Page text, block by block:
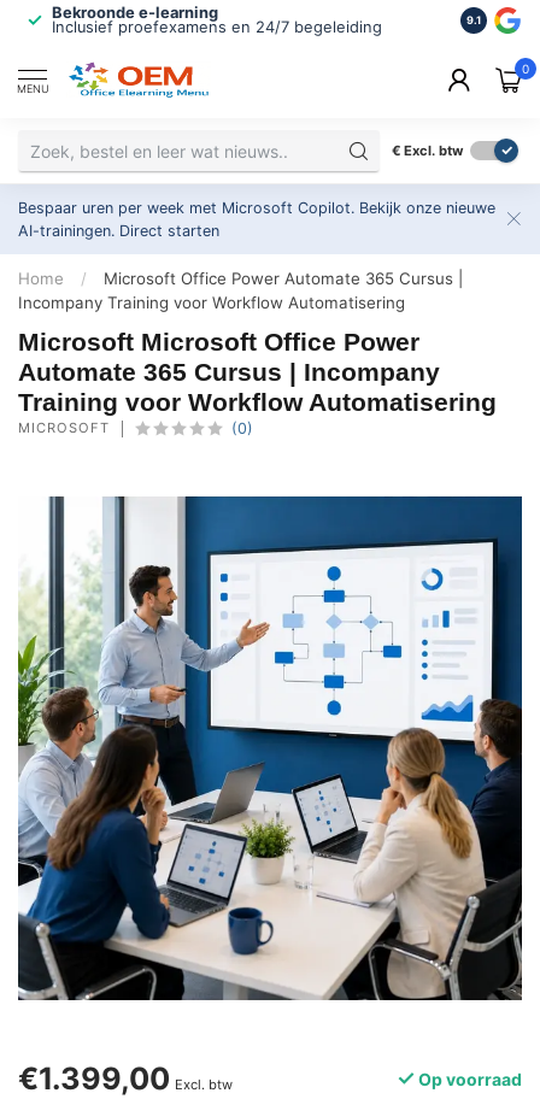
Bekroonde e-learning
Inclusief proefexamens en 24/7 begeleiding
ISO
2.500+
9.1
MENU
0
€ Excl. btw
Bespaar uren per week met Microsoft Copilot. Bekijk onze nieuwe
AI-trainingen. Direct starten
Home /
Microsoft Office Power Automate 365 Cursus |
Incompany Training voor Workflow Automatisering
Microsoft Microsoft Office Power
Automate 365 Cursus | Incompany
Training voor Workflow Automatisering
MICROSOFT (0)
€1.399,00 Excl. btw Op voorraad